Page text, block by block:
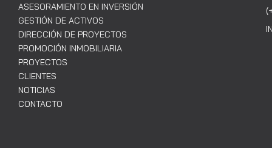
ASESORAMIENTO EN INVERSIÓN
GESTIÓN DE ACTIVOS
DIRECCIÓN DE PROYECTOS
PROMOCIÓN INMOBILIARIA
PROYECTOS
CLIENTES
NOTICIAS
CONTACTO